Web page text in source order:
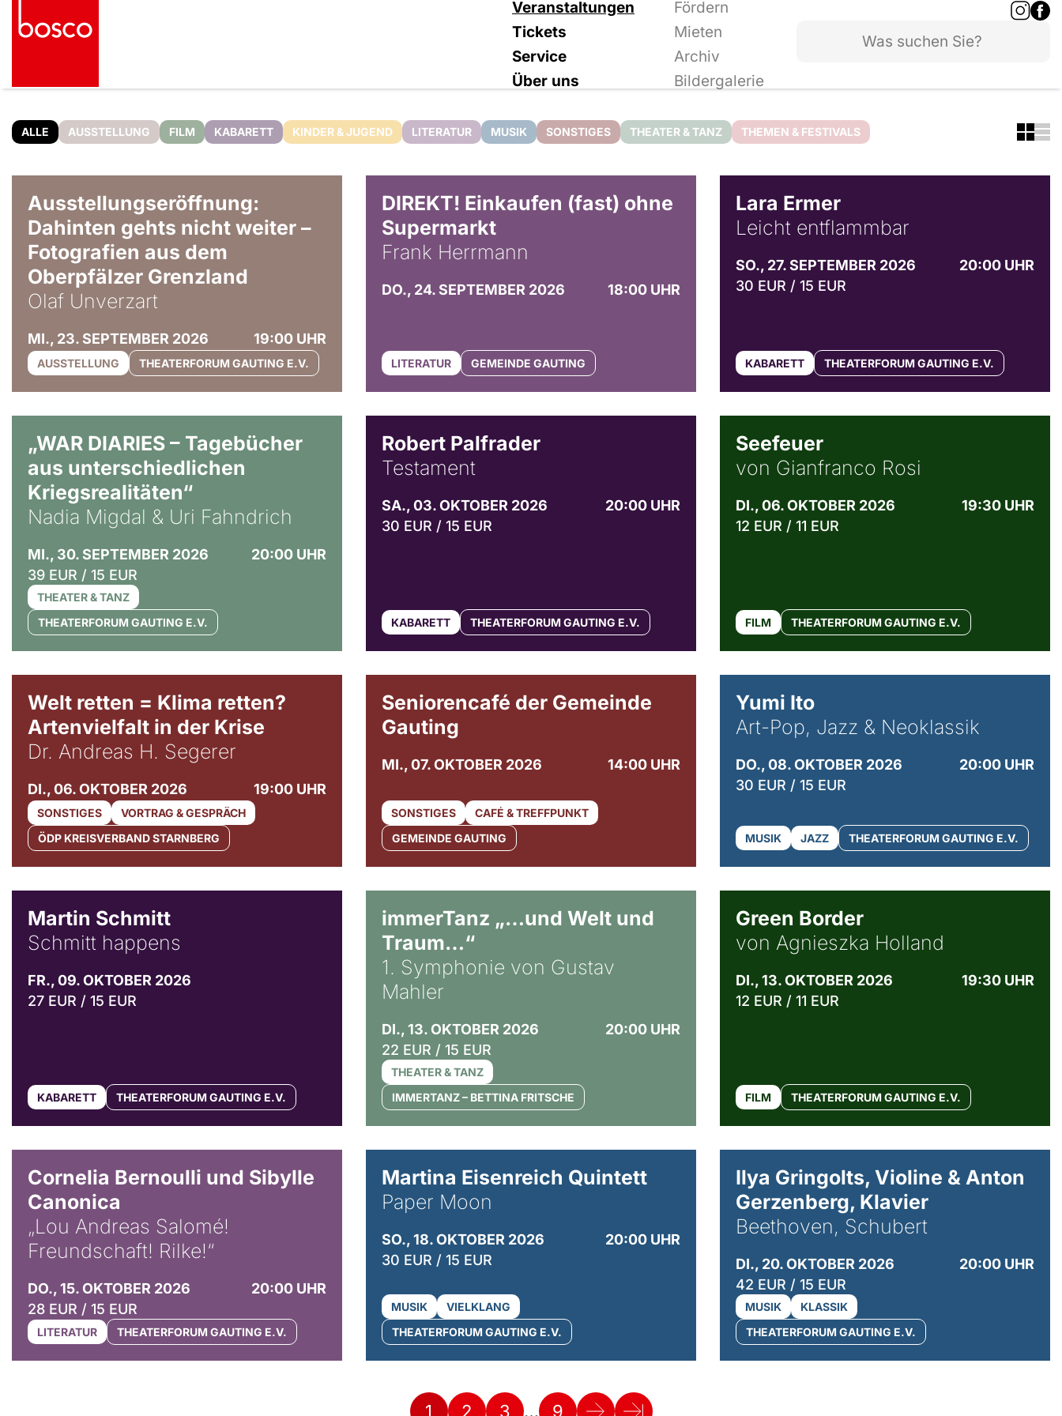
Veranstaltungen
Fördern
Tickets
Mieten
Service
Archiv
Über uns
Bildergalerie
ALLE AUSSTELLUNG FILM KABARETT KINDER & JUGEND LITERATUR MUSIK SONSTIGES THEATER & TANZ THEMEN & FESTIVALS
Ausstellungseröffnung:
Dahinten gehts nicht weiter –
Fotografien aus dem
Oberpfälzer Grenzland
Olaf Unverzart
MI., 23. SEPTEMBER 2026 19:00 UHR
AUSSTELLUNG THEATERFORUM GAUTING E.V.
DIREKT! Einkaufen (fast) ohne
Supermarkt
Frank Herrmann
DO., 24. SEPTEMBER 2026 18:00 UHR
LITERATUR GEMEINDE GAUTING
Lara Ermer
Leicht entflammbar
SO., 27. SEPTEMBER 2026
20:00 UHR
30 EUR / 15 EUR
KABARETT THEATERFORUM GAUTING E.V.
„WAR DIARIES – Tagebücher
aus unterschiedlichen
Kriegsrealitäten“
Nadia Migdal & Uri Fahndrich
MI., 30. SEPTEMBER 2026
20:00 UHR
39 EUR / 15 EUR
THEATER & TANZ
THEATERFORUM GAUTING E.V.
Robert Palfrader
Testament
SA., 03. OKTOBER 2026
20:00 UHR
30 EUR / 15 EUR
KABARETT THEATERFORUM GAUTING E.V.
Seefeuer
von Gianfranco Rosi
DI., 06. OKTOBER 2026
19:30 UHR
12 EUR / 11 EUR
FILM THEATERFORUM GAUTING E.V.
Welt retten = Klima retten?
Artenvielfalt in der Krise
Dr. Andreas H. Segerer
DI., 06. OKTOBER 2026 19:00 UHR
SONSTIGES
VORTRAG & GESPRÄCH
ÖDP KREISVERBAND STARNBERG
Seniorencafé der Gemeinde
Gauting
MI., 07. OKTOBER 2026 14:00 UHR
SONSTIGES
CAFÉ & TREFFPUNKT
GEMEINDE GAUTING
Yumi Ito
Art-Pop, Jazz & Neoklassik
DO., 08. OKTOBER 2026
20:00 UHR
30 EUR / 15 EUR
MUSIK JAZZ THEATERFORUM GAUTING E.V.
Martin Schmitt
Schmitt happens
FR., 09. OKTOBER 2026
27 EUR / 15 EUR
KABARETT THEATERFORUM GAUTING E.V.
immerTanz „…und Welt und
Traum…“
1. Symphonie von Gustav
Mahler
DI., 13. OKTOBER 2026
20:00 UHR
22 EUR / 15 EUR
THEATER & TANZ
IMMERTANZ – BETTINA FRITSCHE
Green Border
von Agnieszka Holland
DI., 13. OKTOBER 2026
19:30 UHR
12 EUR / 11 EUR
FILM THEATERFORUM GAUTING E.V.
Cornelia Bernoulli und Sibylle
Canonica
„Lou Andreas Salomé!
Freundschaft! Rilke!“
DO., 15. OKTOBER 2026
20:00 UHR
28 EUR / 15 EUR
LITERATUR THEATERFORUM GAUTING E.V.
Martina Eisenreich Quintett
Paper Moon
SO., 18. OKTOBER 2026
20:00 UHR
30 EUR / 15 EUR
MUSIK
VIELKLANG
THEATERFORUM GAUTING E.V.
Ilya Gringolts, Violine & Anton
Gerzenberg, Klavier
Beethoven, Schubert
DI., 20. OKTOBER 2026
20:00 UHR
42 EUR / 15 EUR
MUSIK
KLASSIK
THEATERFORUM GAUTING E.V.
1 2 3 … 9